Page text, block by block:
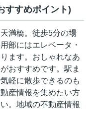
すすめポイント)
満橋。徒歩5分の場
部にはエレベータ・
ます。おしゃれなあ
おすすめです。駅ま
軽に散歩できるのも
産情報を集めたい方
。地域の不動産情報